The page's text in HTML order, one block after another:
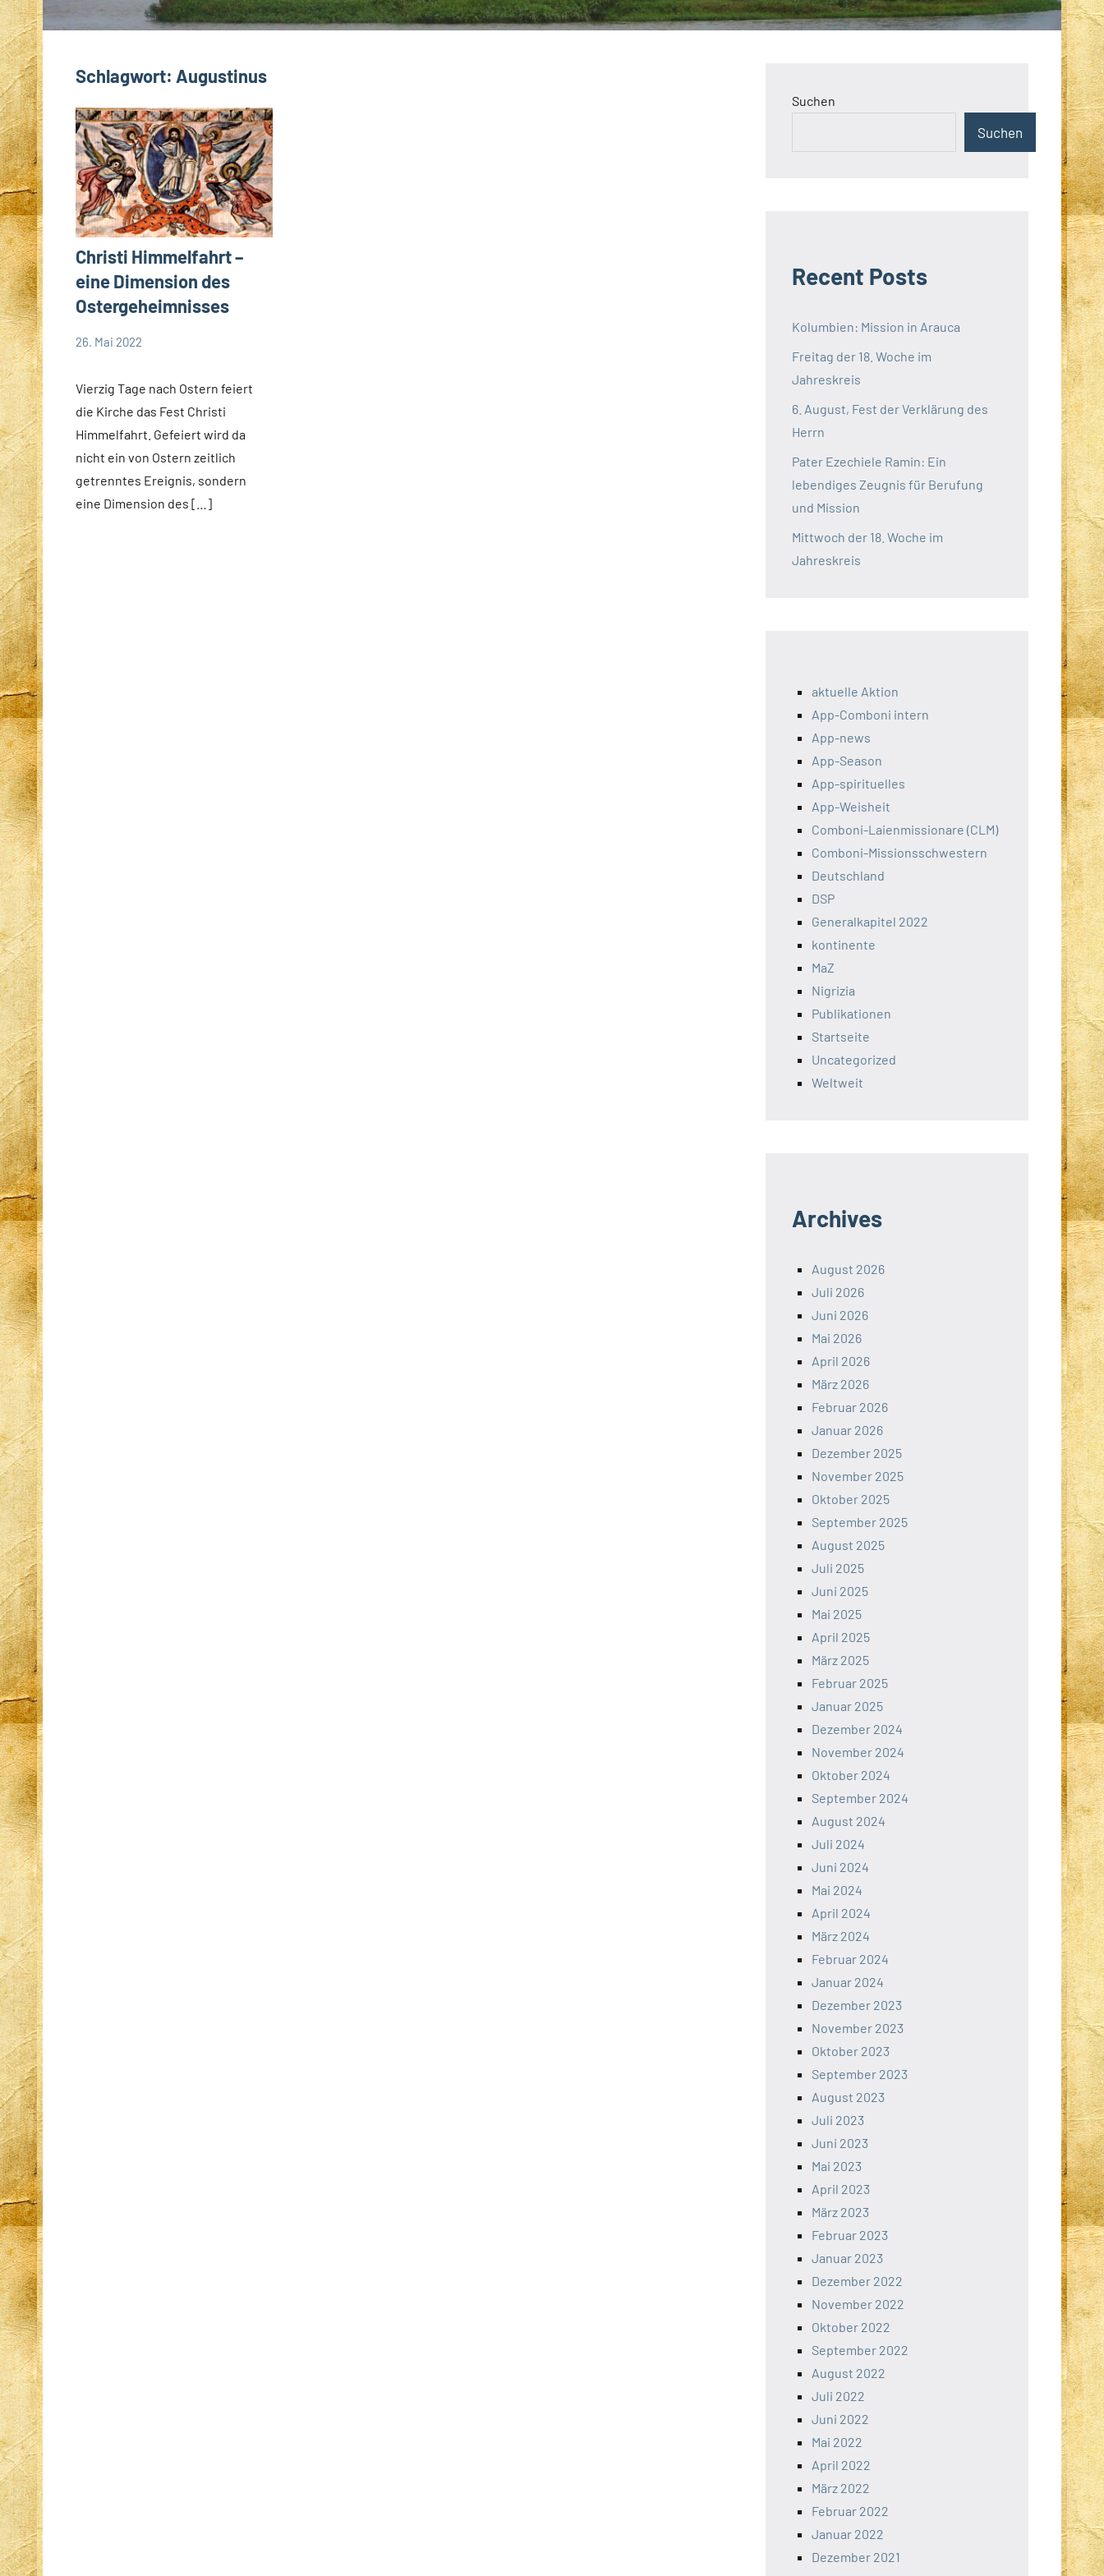
Schlagwort: Augustinus
Christi Himmelfahrt –
eine Dimension des
Ostergeheimnisses
Weltweit
26. Mai 2022
Vierzig Tage nach Ostern feiert
die Kirche das Fest Christi
Himmelfahrt. Gefeiert wird da
nicht ein von Ostern zeitlich
getrenntes Ereignis, sondern
eine Dimension des […]
Suchen
Suchen
Recent Posts
Kolumbien: Mission in Arauca
Freitag der 18. Woche im
Jahreskreis
6. August, Fest der Verklärung des
Herrn
Pater Ezechiele Ramin: Ein
lebendiges Zeugnis für Berufung
und Mission
Mittwoch der 18. Woche im
Jahreskreis
aktuelle Aktion
App-Comboni intern
App-news
App-Season
App-spirituelles
App-Weisheit
Comboni-Laienmissionare (CLM)
Comboni-Missionsschwestern
Deutschland
DSP
Generalkapitel 2022
kontinente
MaZ
Nigrizia
Publikationen
Startseite
Uncategorized
Weltweit
Archives
August 2026
Juli 2026
Juni 2026
Mai 2026
April 2026
März 2026
Februar 2026
Januar 2026
Dezember 2025
November 2025
Oktober 2025
September 2025
August 2025
Juli 2025
Juni 2025
Mai 2025
April 2025
März 2025
Februar 2025
Januar 2025
Dezember 2024
November 2024
Oktober 2024
September 2024
August 2024
Juli 2024
Juni 2024
Mai 2024
April 2024
März 2024
Februar 2024
Januar 2024
Dezember 2023
November 2023
Oktober 2023
September 2023
August 2023
Juli 2023
Juni 2023
Mai 2023
April 2023
März 2023
Februar 2023
Januar 2023
Dezember 2022
November 2022
Oktober 2022
September 2022
August 2022
Juli 2022
Juni 2022
Mai 2022
April 2022
März 2022
Februar 2022
Januar 2022
Dezember 2021